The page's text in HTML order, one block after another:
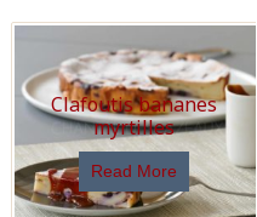
Clafoutis bananes
myrtilles
Read More